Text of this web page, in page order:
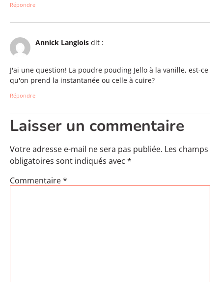
Répondre
Annick Langlois dit :
J'ai une question! La poudre pouding Jello à la vanille, est-ce
qu'on prend la instantanée ou celle à cuire?
Répondre
Laisser un commentaire
Votre adresse e-mail ne sera pas publiée. Les champs
obligatoires sont indiqués avec *
Commentaire*